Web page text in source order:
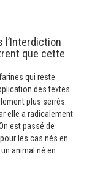
l’Interdiction
que cette
qui reste
des textes
plus serrés.
elle a radicalement
est passé de
les cas nés en
animal né en